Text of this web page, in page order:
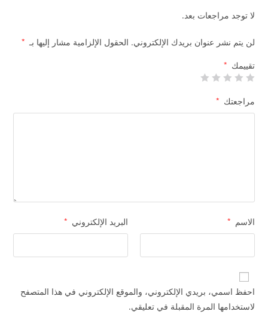
لا توجد مراجعات بعد.
لن يتم نشر عنوان بريدك الإلكتروني. الحقول الإلزامية مشار إليها بـ *
تقييمك *
مراجعتك *
الاسم * البريد الإلكتروني *
احفظ اسمي، بريدي الإلكتروني، والموقع الإلكتروني في هذا المتصفح
لاستخدامها المرة المقبلة في تعليقي.